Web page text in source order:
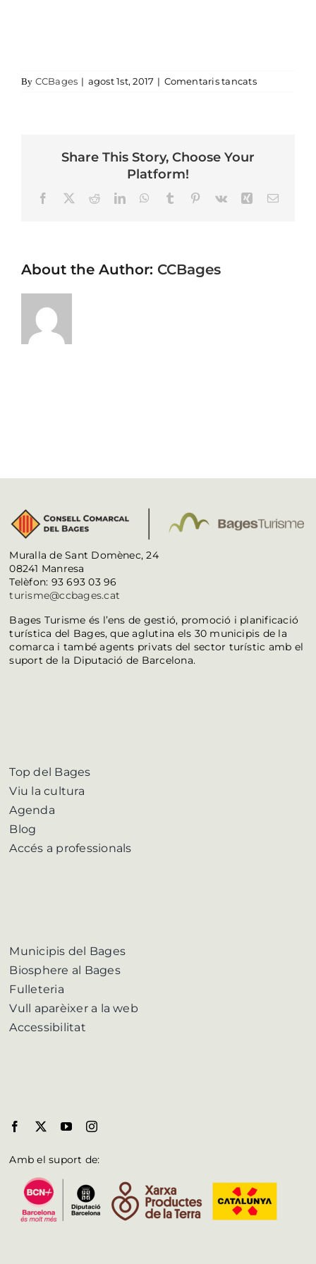
By CCBages | agost 1st, 2017 | Comentaris tancatsa cal-magre
Share This Story, Choose Your
Platform!
FacebookRedditLinkedInWhatsApp
TumblrPinterest
Vk XingEmail
About the Author: CCBages
Muralla de Sant Domènec, 24
08241 Manresa
Telèfon: 93 693 03 96
turisme@ccbages.cat
Bages Turisme és l’ens de gestió, promoció i planificació
turística del Bages, que aglutina els 30 municipis de la
comarca i també agents privats del sector turístic amb el
suport de la Diputació de Barcelona.
Top del Bages
Viu la cultura
Agenda
Blog
Accés a professionals
Municipis del Bages
Biosphere al Bages
Fulleteria
Vull aparèixer a la web
Accessibilitat
Amb el suport de: